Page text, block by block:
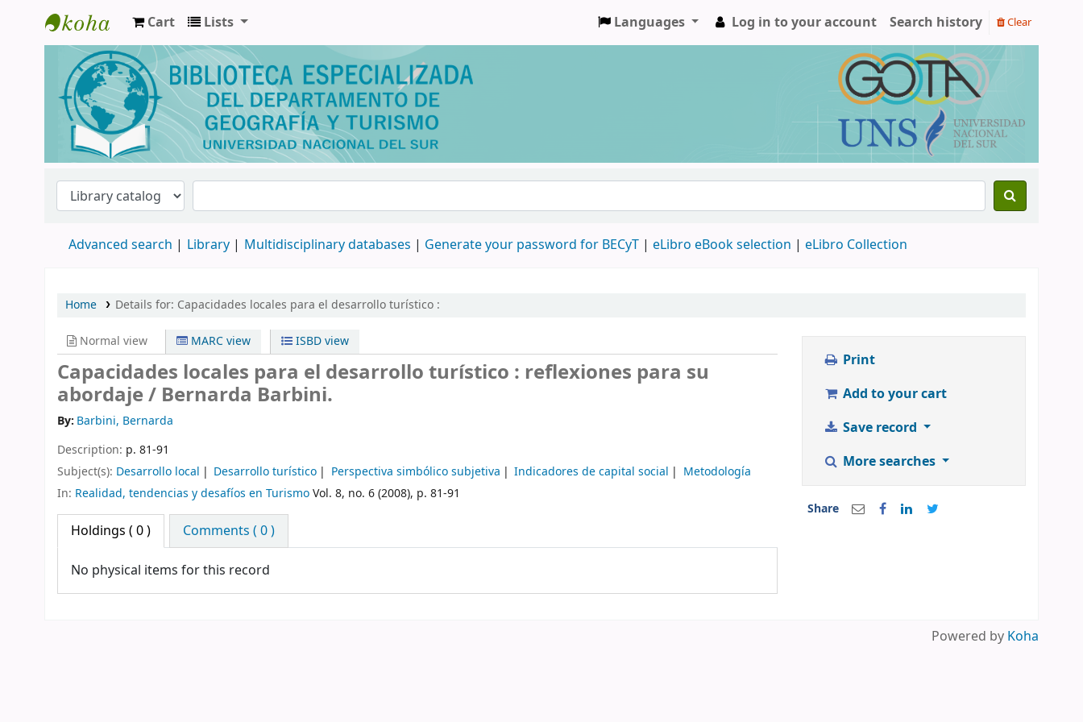
Biblioteca de Geografía y Turismo
Cart Lists Languages Log in to your account Search history Clear
Advanced search Library Multidisciplinary databases | Generate your password for BECyT | eLibro eBook selection | eLibro Collection
Home Details for: Capacidades locales para el desarrollo turístico :
Normal view MARC view ISBD view
Capacidades locales para el desarrollo turístico : reflexiones para su
abordaje / Bernarda Barbini.
By: Barbini, Bernarda
Description: p. 81-91
Subject(s): Desarrollo local Desarrollo turístico Perspectiva simbólico subjetiva Indicadores de capital social
Metodología
In: Realidad, tendencias y desafíos en TurismoVol. 8, no. 6 (2008), p. 81-91
Holdings ( 0 ) Comments ( 0 )
No physical items for this record
Print
Add to your cart
Save record
More searches
Share
Powered by Koha